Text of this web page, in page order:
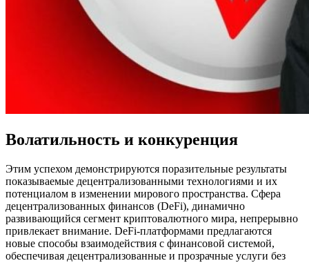
Волатильность и конкуренция
Этим успехом демонстрируются поразительные результаты
показываемые децентрализованными технологиями и их
потенциалом в изменении мирового пространства. Сфера
децентрализованных финансов (DeFi), динамично
развивающийся сегмент криптовалютного мира, непрерывно
привлекает внимание. DeFi-платформами предлагаются
новые способы взаимодействия с финансовой системой,
обеспечивая децентрализованные и прозрачные услуги без